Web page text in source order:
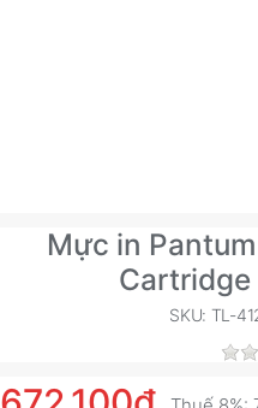
Mực in
Cartridge
SKU: TL-